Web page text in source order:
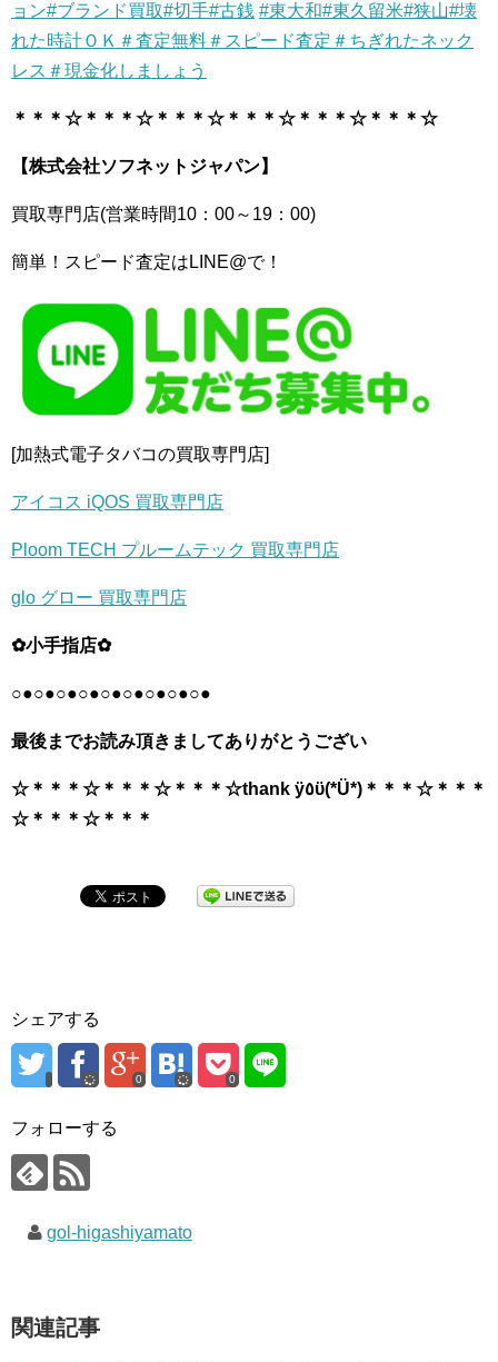
ョン#ブランド買取#切手#古銭 #東大和#東久留米#狭山#壊
れた時計ＯＫ＃査定無料＃スピード査定＃ちぎれたネック
レス＃現金化しましょう
＊＊＊☆＊＊＊☆＊＊＊☆＊＊＊☆＊＊＊☆＊＊＊☆
【株式会社ソフネットジャパン】
買取専門店(営業時間10：00～19：00)
簡単！スピード査定はLINE@で！
[加熱式電子タバコの買取専門店]
アイコス iQOS 買取専門店
Ploom TECH プルームテック 買取専門店
glo グロー 買取専門店
✿小手指店✿
○●○●○●○●○●○●○●○●○●
最後までお読み頂きましてありがとうござい
☆＊＊＊☆＊＊＊☆＊＊＊☆thank ÿ٥ϋ(*Ü*)＊＊＊☆＊＊＊
☆＊＊＊☆＊＊＊
シェアする
0 0
フォローする
gol-higashiyamato
関連記事